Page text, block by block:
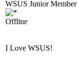
WSUS Junior Member
Offline
I Love WSUS!